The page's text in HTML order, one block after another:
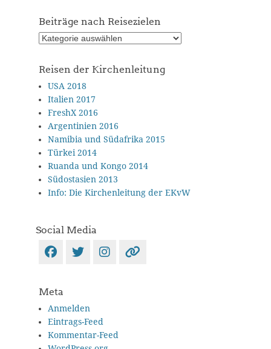
Beiträge nach Reisezielen
Beiträge
Reisezielen
Reisen der Kirchenleitung
USA 2018
Italien 2017
FreshX 2016
Argentinien 2016
Namibia und Südafrika 2015
Türkei 2014
Ruanda und Kongo 2014
Südostasien 2013
Info: Die Kirchenleitung der EKvW
Social Media
Facebook
Twitter
Instagram
Meta
Anmelden
Eintrags-Feed
Kommentar-Feed